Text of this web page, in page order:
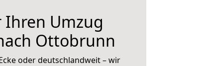
Ihren Umzug
Ottobrunn
oder deutschlandweit – wir